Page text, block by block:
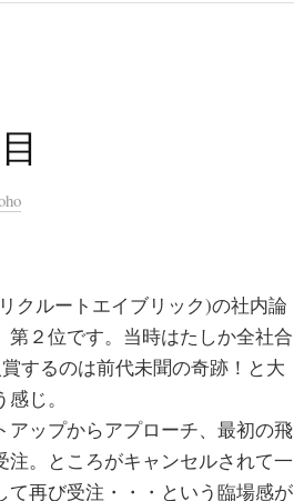
クルートエイブリック)の社内論
２位です。当時はたしか全社合
するのは前代未聞の奇跡！と大
じ。
ップからアプローチ、最初の飛
。ところがキャンセルされて一
再び受注・・・という臨場感が